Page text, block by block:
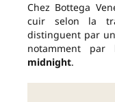
Chez Bottega
cuir selon la
distinguent par
notamment par
midnight.